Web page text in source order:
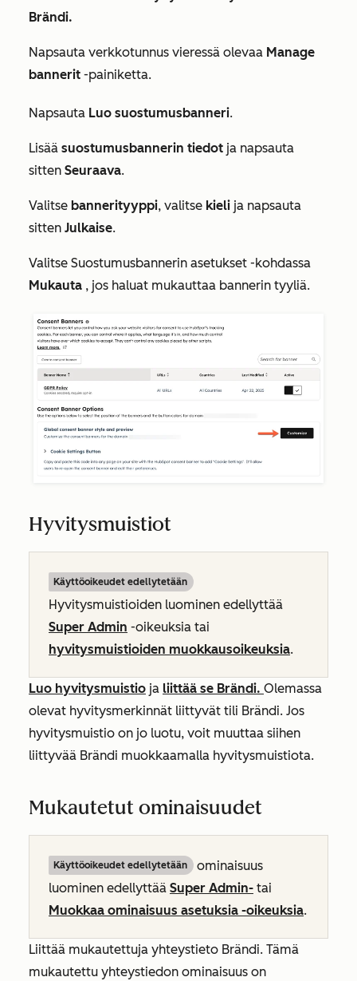
Brändi.
Napsauta verkkotunnus vieressä olevaa Manage
bannerit -painiketta.
Napsauta Luo suostumusbanneri.
Lisää suostumusbannerin tiedot ja napsauta
sitten Seuraava.
Valitse bannerityyppi, valitse kieli ja napsauta
sitten Julkaise.
Valitse Suostumusbannerin asetukset -kohdassa
Mukauta , jos haluat mukauttaa bannerin tyyliä.
Hyvitysmuistiot
Käyttöoikeudet edellytetään
Hyvitysmuistioiden luominen edellyttää
Super Admin -oikeuksia tai
hyvitysmuistioiden muokkausoikeuksia.
Luo hyvitysmuistio ja liittää se Brändi. Olemassa
olevat hyvitysmerkinnät liittyvät tili Brändi. Jos
hyvitysmuistio on jo luotu, voit muuttaa siihen
liittyvää Brändi muokkaamalla hyvitysmuistiota.
Mukautetut ominaisuudet
Käyttöoikeudet edellytetään
ominaisuus
luominen edellyttää Super Admin- tai
Muokkaa ominaisuus asetuksia -oikeuksia.
Liittää mukautettuja yhteystieto Brändi. Tämä
mukautettu yhteystiedon ominaisuus on